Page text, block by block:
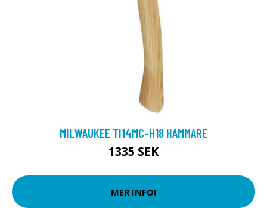
MILWAUKEE TI14MC-H18 HAMMARE
1335 SEK
MER INFO!